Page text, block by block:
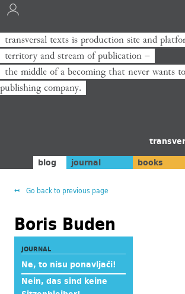
transversal texts is production site and
territory and stream of publication −
the middle of a becoming that never wants
publishing company.
blog journal books
Go back to previous page
Boris Buden
JOURNAL
Ne, to nisu ponavljači!
Nein, das sind keine